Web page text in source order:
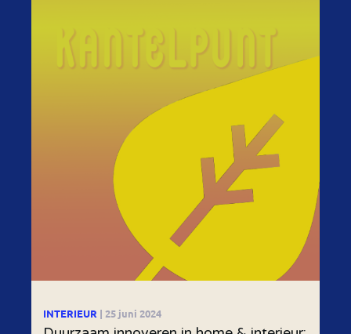
INTERIEUR | 25 juni 2024